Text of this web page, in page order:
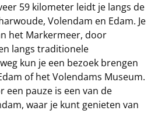
59 kilometer leidt je langs de
Volendam en Edam. Je
het Markermeer, door
langs traditionele
kun je een bezoek brengen
of het Volendams Museum.
een pauze is een van de
waar je kunt genieten van